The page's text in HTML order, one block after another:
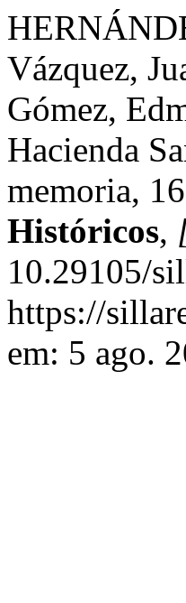
Vázquez,
Gómez,
Hacienda
memoria,
Históricos,
10.29105/
https://
em: 5 ago.